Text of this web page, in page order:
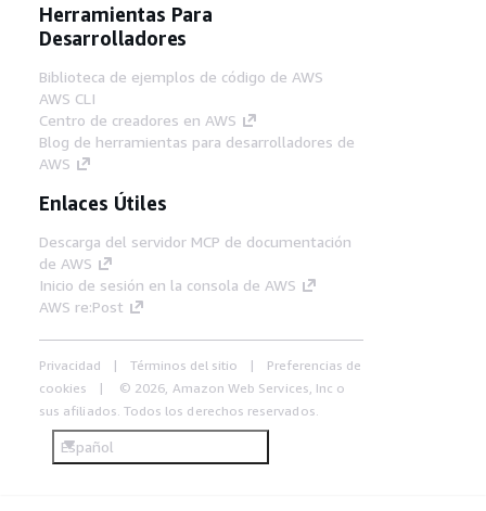
Herramientas Para
Desarrolladores
Biblioteca de ejemplos de código de AWS
AWS CLI
Centro de creadores en AWS
Blog de herramientas para desarrolladores de
AWS
Enlaces Útiles
Descarga del servidor MCP de documentación
de AWS
Inicio de sesión en la consola de AWS
AWS re:Post
Privacidad Términos del sitio
Preferencias de
cookies
© 2026, Amazon Web Services, Inc o
sus afiliados. Todos los derechos reservados.
Español